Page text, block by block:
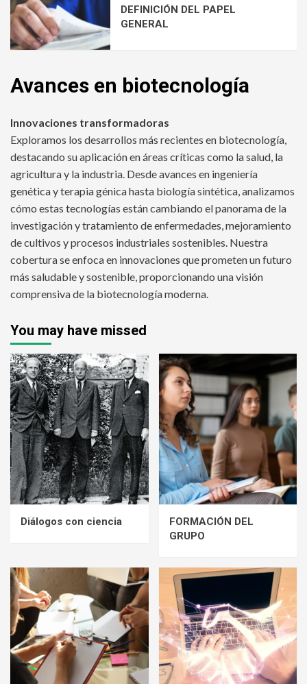
DEFINICIÓN DEL PAPEL
GENERAL
Avances en biotecnología
Innovaciones transformadoras
Exploramos los desarrollos más recientes en biotecnología,
destacando su aplicación en áreas críticas como la salud, la
agricultura y la industria. Desde avances en ingeniería
genética y terapia génica hasta biología sintética, analizamos
cómo estas tecnologías están cambiando el panorama de la
investigación y tratamiento de enfermedades, mejoramiento
de cultivos y procesos industriales sostenibles. Nuestra
cobertura se enfoca en innovaciones que prometen un futuro
más saludable y sostenible, proporcionando una visión
comprensiva de la biotecnología moderna.
You may have missed
Diálogos con ciencia
FORMACIÓN DEL
GRUPO